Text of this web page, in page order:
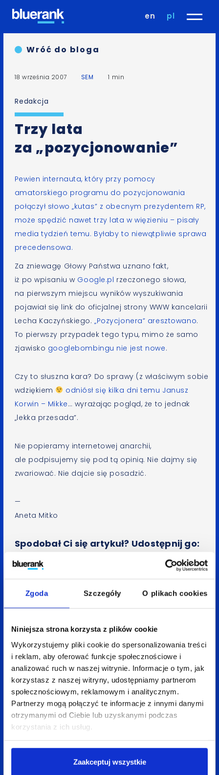
Zgoda Szczegóły O plikach cookies
Niniejsza strona korzysta z plików cookie
Wykorzystujemy pliki cookie do spersonalizowania treści
i reklam, aby oferować funkcje społecznościowe i
analizować ruch w naszej witrynie. Informacje o tym, jak
korzystasz z naszej witryny, udostępniamy partnerom
społecznościowym, reklamowym i analitycznym.
Partnerzy mogą połączyć te informacje z innymi danymi
otrzymanymi od Ciebie lub uzyskanymi podczas
korzystania z ich usług.
Zaakceptuj wszystkie
en pl
Wróć do bloga
18 września 2007 SEM 1 min
Redakcja
Trzy lata
za „pozycjonowanie”
Pewien internauta, który przy pomocy
amatorskiego programu do pozycjonowania
połączył słowo „kutas” z obecnym prezydentem RP,
może spędzić nawet trzy lata w więzieniu – pisały
media tydzień temu. Byłaby to niewątpliwie sprawa
precedensowa.
Za zniewagę Głowy Państwa uznano fakt,
iż po wpisaniu w Google.pl rzeczonego słowa,
na pierwszym miejscu wyników wyszukiwania
pojawiał się link do oficjalnej strony WWW kancelarii
Lecha Kaczyńskiego.„Pozycjonera” aresztowano.
To pierwszy przypadek tego typu, mimo że samo
zjawisko googlebombingu nie jest nowe.
Czy to słuszna kara? Do sprawy (z właściwym sobie
wdziękiem
odniósł się kilka dni temu Janusz
Korwin – Mikke… wyrażając pogląd, że to jednak
„lekka przesada”.
Nie popieramy internetowej anarchii,
ale podpisujemy się pod tą opinią. Nie dajmy się
zwariować. Nie dajcie się posadzić.
—
Aneta Mitko
Spodobał Ci się artykuł? Udostępnij go:
LinkedIn
Zobacz także: